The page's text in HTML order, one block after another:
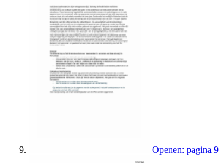
Openen: pagina 9